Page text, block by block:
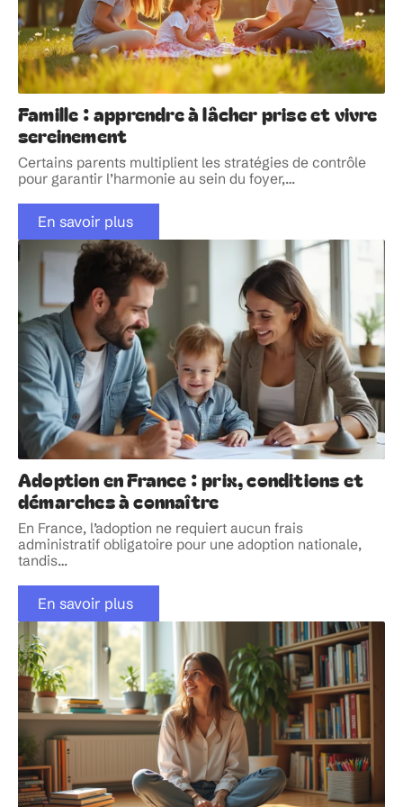
Famille : apprendre à lâcher prise et vivre
sereinement
Certains parents multiplient les stratégies de contrôle
pour garantir l’harmonie au sein du foyer,…
En savoir plus
Adoption en France : prix, conditions et
démarches à connaître
En France, l’adoption ne requiert aucun frais
administratif obligatoire pour une adoption nationale,
tandis…
En savoir plus